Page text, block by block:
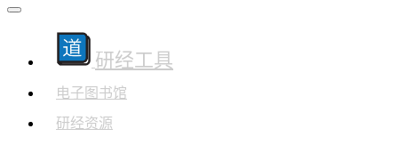
研经工具
电子图书馆
研经资源